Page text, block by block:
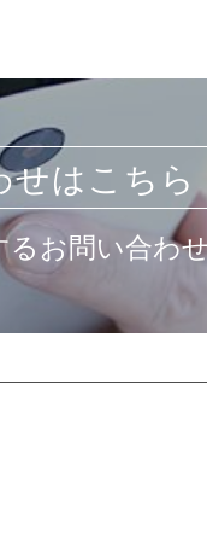
せはこちら
お問い合わ